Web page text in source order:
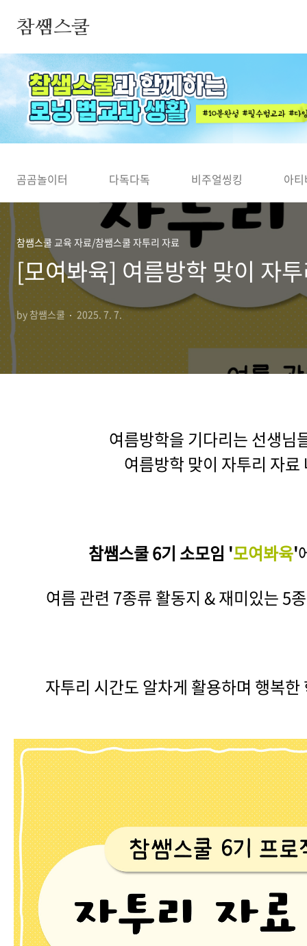
참쌤스쿨
◀
곰곰놀이터 다독다독 비주얼씽킹 아
참쌤스쿨 교육 자료/참쌤스쿨 자투리 자료
[모여봐육] 여름방학 맞이 자
by 참쌤스쿨 2025. 7. 7.
여름방학을 기다리는 선생님
여름방학 맞이 자투리 자
참쌤스쿨 6기 소모임 '모여봐육'
여름 관련 7종류 활동지 & 재미있는 5
자투리 시간도 알차게 활용하며 행복